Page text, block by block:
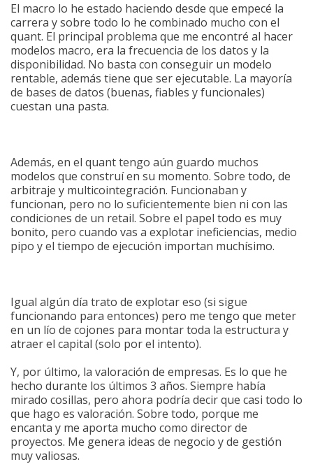
El macro lo he estado haciendo desde que empecé la
carrera y sobre todo lo he combinado mucho con el
quant. El principal problema que me encontré al hacer
modelos macro, era la frecuencia de los datos y la
disponibilidad. No basta con conseguir un modelo
rentable, además tiene que ser ejecutable. La mayoría
de bases de datos (buenas, fiables y funcionales)
cuestan una pasta.
Además, en el quant tengo aún guardo muchos
modelos que construí en su momento. Sobre todo, de
arbitraje y multicointegración. Funcionaban y
funcionan, pero no lo suficientemente bien ni con las
condiciones de un retail. Sobre el papel todo es muy
bonito, pero cuando vas a explotar ineficiencias, medio
pipo y el tiempo de ejecución importan muchísimo.
Igual algún día trato de explotar eso (si sigue
funcionando para entonces) pero me tengo que meter
en un lío de cojones para montar toda la estructura y
atraer el capital (solo por el intento).
Y, por último, la valoración de empresas. Es lo que he
hecho durante los últimos 3 años. Siempre había
mirado cosillas, pero ahora podría decir que casi todo lo
que hago es valoración. Sobre todo, porque me
encanta y me aporta mucho como director de
proyectos. Me genera ideas de negocio y de gestión
muy valiosas.